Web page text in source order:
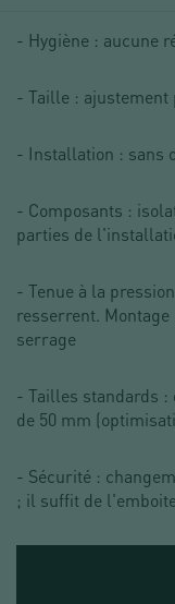
- Hygiène : aucune
- Taille : ajustement
- Installation : sans
- Composants :
parties de
- Tenue à la
resserrent.
serrage
- Tailles standards :
de 50 mm
- Sécurité :
; il suffit de